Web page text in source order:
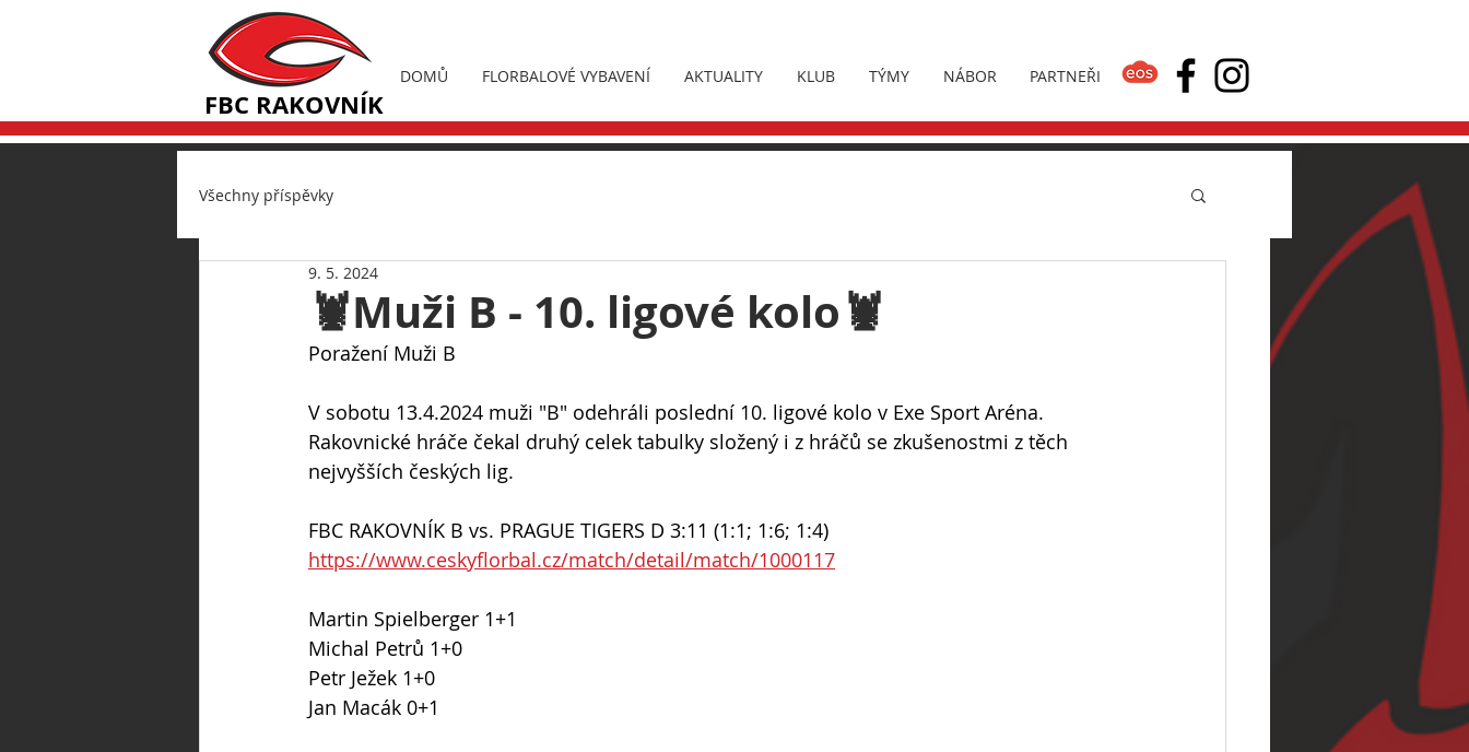
DOMŮ FLORBALOVÉ VYBAVENÍ AKTUALITY KLUB TÝMY NÁBOR PARTNEŘI
FBC RAKOVNÍK
Všechny příspěvky
🦞Muži B - 10. ligové kolo🦞
9. 5. 2024
Poražení Muži B
V sobotu 13.4.2024 muži "B" odehráli poslední 10. ligové kolo v Exe Sport Aréna.
Rakovnické hráče čekal druhý celek tabulky složený i z hráčů se zkušenostmi z těch
nejvyšších českých lig.
FBC RAKOVNÍK B vs. PRAGUE TIGERS D 3:11 (1:1; 1:6; 1:4)
https://www.ceskyflorbal.cz/match/detail/match/1000117
Martin Spielberger 1+1
Michal Petrů 1+0
Petr Ježek 1+0
Jan Macák 0+1